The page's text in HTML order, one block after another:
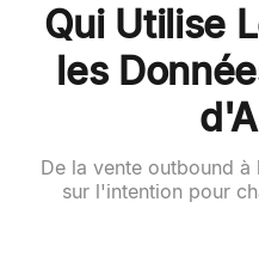
Qui Utilise
les
De la vente outbound
sur l'intention pour